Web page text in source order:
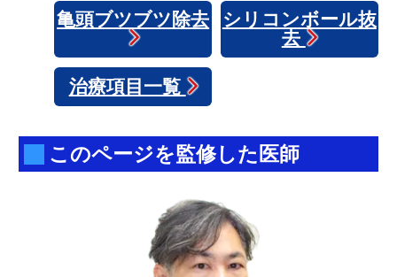
亀頭ブツブツ除去
シリコンボール抜
去
治療項目一覧
このページを監修した医師